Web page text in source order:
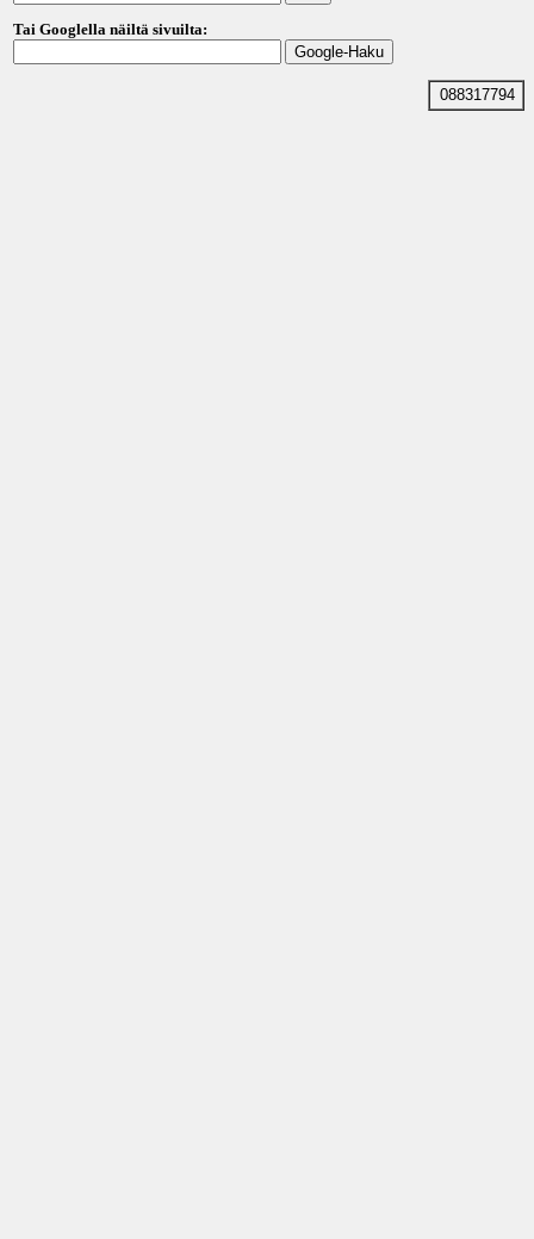
Tai Googlella näiltä sivuilta:
088317794